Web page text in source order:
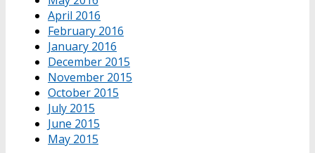
April 2016
February 2016
January 2016
December 2015
November 2015
October 2015
July 2015
June 2015
May 2015